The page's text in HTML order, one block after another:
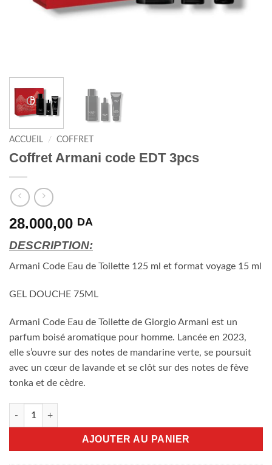
ACCUEIL / COFFRET
Coffret Armani code EDT 3pcs
28.000,00 DA
DESCRIPTION:
Armani Code Eau de Toilette 125 ml et format voyage 15 ml
GEL DOUCHE 75ML
Armani Code Eau de Toilette de Giorgio Armani est un
parfum boisé aromatique pour homme. Lancée en 2023,
elle s’ouvre sur des notes de mandarine verte, se poursuit
avec un cœur de lavande et se clôt sur des notes de fève
tonka et de cèdre.
quantité de Coffret Armani code EDT 3pcs
AJOUTER AU PANIER